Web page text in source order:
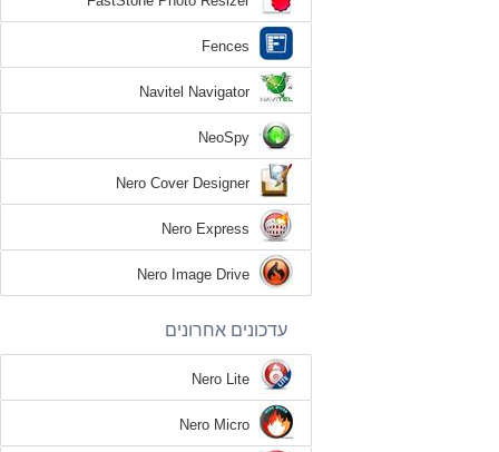
Fences
Navitel Navigator
NeoSpy
Nero Cover Designer
Nero Express
Nero Image Drive
עדכונים אחרונים
Nero Lite
Nero Micro